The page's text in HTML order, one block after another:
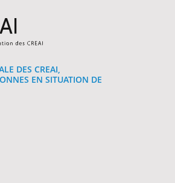
DES CREAI,
EN SITUATION DE